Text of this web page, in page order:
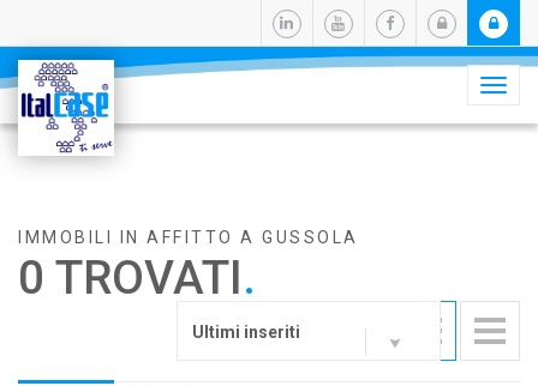
IMMOBILI IN AFFITTO A GUSSOLA
0 TROVATI.
Ultimi inseriti